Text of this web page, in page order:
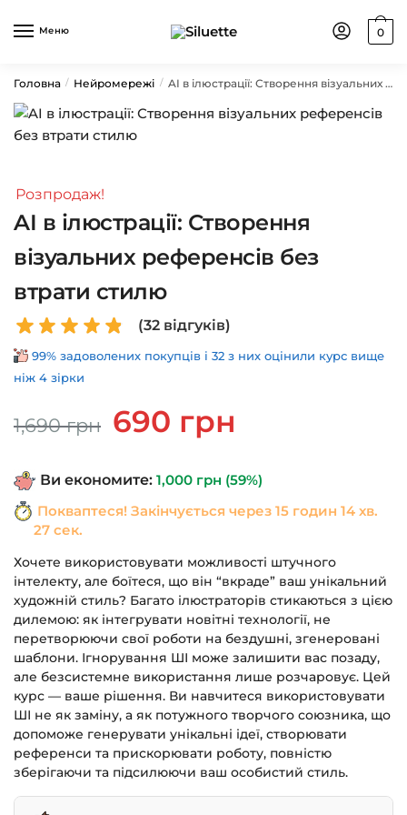
Меню 0
Головна / Нейромережі / AI в ілюстрації: Створення візуальних референсів без втрати стилю
Розпродаж!
AI в ілюстрації: Створення
візуальних референсів без
втрати стилю
(32відгуків)
99% задоволених покупців і 32 з них оцінили курс вище
ніж 4 зірки
1,690грн
Оригінальна
ціна:
690 грн
Ви економите: 1,000 грн (59%)
Покваптеся! Закінчується через 15 годин 14 хв.
26 сек.
Хочете використовувати можливості штучного
інтелекту, але боїтеся, що він “вкраде” ваш унікальний
художній стиль? Багато ілюстраторів стикаються з цією
дилемою: як інтегрувати новітні технології, не
перетворюючи свої роботи на бездушні, згенеровані
шаблони. Ігнорування ШІ може залишити вас позаду,
але безсистемне використання лише розчаровує. Цей
курс — ваше рішення. Ви навчитеся використовувати
ШІ не як заміну, а як потужного творчого союзника, що
допоможе генерувати унікальні ідеї, створювати
референси та прискорювати роботу, повністю
зберігаючи та підсилюючи ваш особистий стиль.